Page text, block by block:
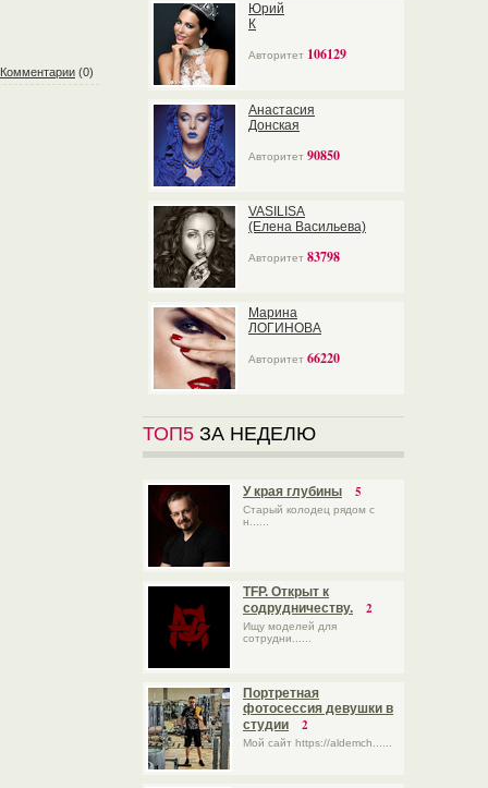
Комментарии (0)
Юрий
К
Авторитет 106129
Анастасия
Донская
Авторитет 90850
VASILISA
(Елена Васильева)
Авторитет 83798
Марина
ЛОГИНОВА
Авторитет 66220
ТОП5 ЗА НЕДЕЛЮ
У края глубины 5
Старый колодец рядом с
н......
TFP. Открыт к
содрудничеству.
2
Ищу моделей для
сотрудни......
Портретная
фотосессия девушки в
студии
2
Мой сайт https://aldemch......